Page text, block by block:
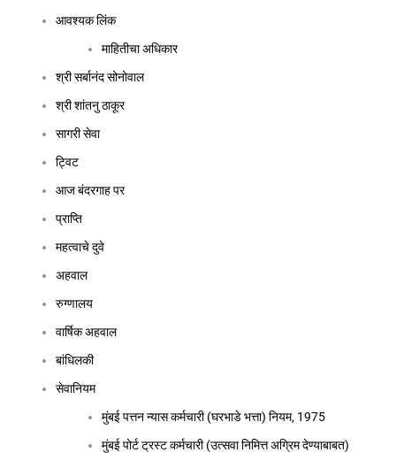
आवश्यक लिंक
माहितीचा अधिकार
श्री सर्बानंद सोनोवाल
श्री शांतनु ठाकूर
सागरी सेवा
ट्विट
आज बंदरगाह पर
प्राप्ति
महत्वाचे दुवे
अहवाल
रुग्णालय
वार्षिक अहवाल
बांधिलकी
सेवानियम
मुंबई पत्तन न्यास कर्मचारी (घरभाडे भत्ता) नियम, 1975
मुंबई पोर्ट ट्रस्ट कर्मचारी (उत्सवा निमित्त अग्रिम देण्याबाबत)